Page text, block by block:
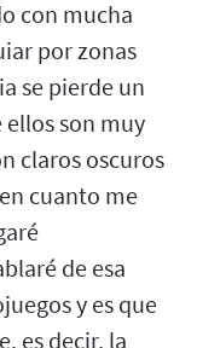
con mucha
por zonas
se pierde un
son muy
claros oscuros
cuanto me
de esa
y es que
es decir, la